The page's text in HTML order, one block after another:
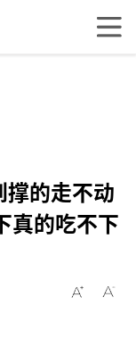
的走不动
真的吃不下